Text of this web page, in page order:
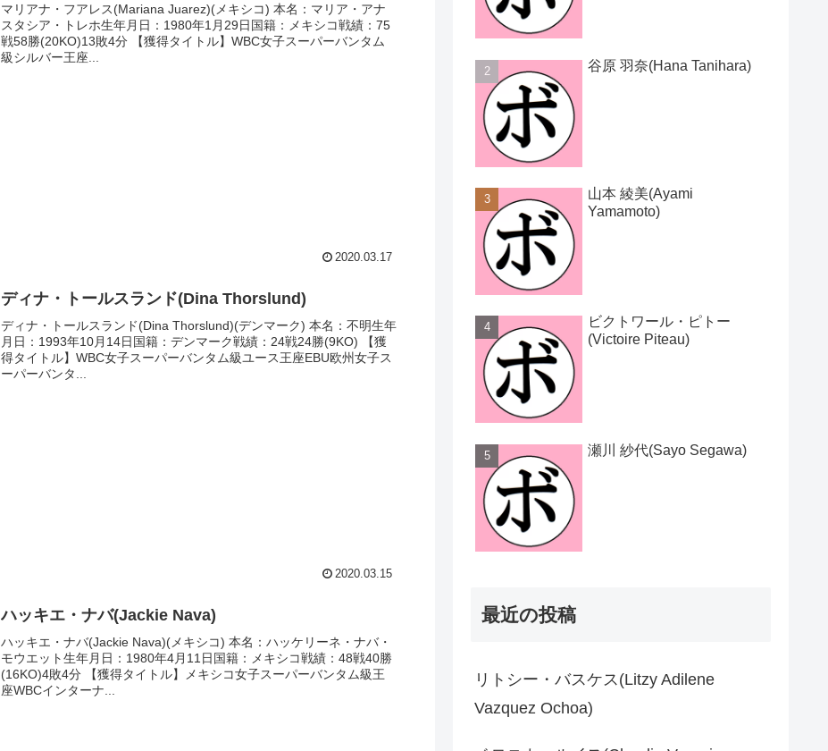
マリアナ・フアレス(Mariana Juarez)(メキシコ) 本名：マリア・アナ
スタシア・トレホ生年月日：1980年1月29日国籍：メキシコ戦績：75
戦58勝(20KO)13敗4分 【獲得タイトル】WBC女子スーパーバンタム
級シルバー王座...
2020.03.17
ディナ・トールスランド(Dina Thorslund)
ディナ・トールスランド(Dina Thorslund)(デンマーク) 本名：不明生年
月日：1993年10月14日国籍：デンマーク戦績：24戦24勝(9KO) 【獲
得タイトル】WBC女子スーパーバンタム級ユース王座EBU欧州女子ス
ーパーバンタ...
2020.03.15
ハッキエ・ナバ(Jackie Nava)
ハッキエ・ナバ(Jackie Nava)(メキシコ) 本名：ハッケリーネ・ナバ・
モウエット生年月日：1980年4月11日国籍：メキシコ戦績：48戦40勝
(16KO)4敗4分 【獲得タイトル】メキシコ女子スーパーバンタム級王
座WBCインターナ...
谷原 羽奈(Hana Tanihara)
山本 綾美(Ayami
Yamamoto)
ビクトワール・ピトー
(Victoire Piteau)
瀬川 紗代(Sayo Segawa)
最近の投稿
リトシー・バスケス(Litzy Adilene
Vazquez Ochoa)